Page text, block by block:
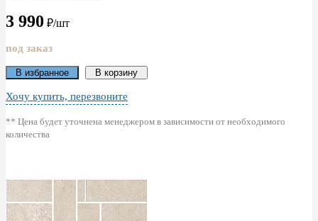
3 990 ₽/шт
под заказ
В избранное В корзину
Хочу купить, перезвоните
** Цена будет уточнена менеджером в зависимости от необходимого
количества